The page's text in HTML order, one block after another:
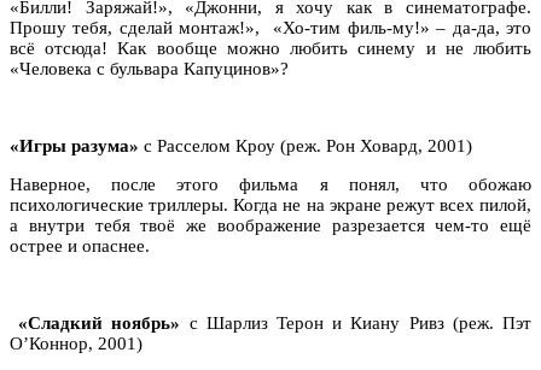
«Билли! Заряжай!», «Джонни, я хочу как в синематографе.
Прошу тебя, сделай монтаж!», «Хо-тим филь-му!» – да-да, это
всё отсюда! Как вообще можно любить синему и не любить
«Человека с бульвара Капуцинов»?
«Игры разума» с Расселом Кроу (реж. Рон Ховард, 2001)
Наверное, после этого фильма я понял, что обожаю
психологические триллеры. Когда не на экране режут всех пилой,
а внутри тебя твоё же воображение разрезается чем-то ещё
острее и опаснее.
«Сладкий ноябрь» с Шарлиз Терон и Киану Ривз (реж. Пэт
О’Коннор, 2001)